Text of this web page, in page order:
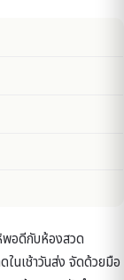
อดีกับห้องสวด
นเช้าวันส่ง จัดด้วยมือ